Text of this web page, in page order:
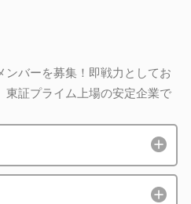
ンバーを募集！即戦力としてお
東証プライム上場の安定企業で